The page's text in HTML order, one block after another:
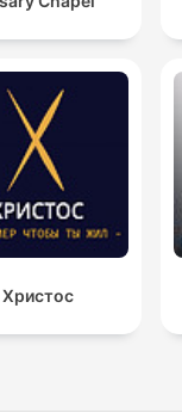
Христос